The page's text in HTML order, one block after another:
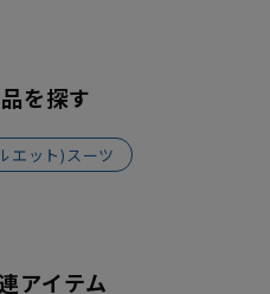
を探す
エット)スーツ
アイテム